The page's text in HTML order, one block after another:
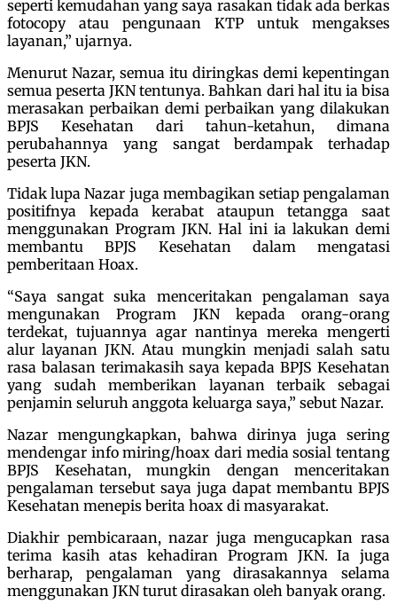
seperti kemudahan yang saya rasakan tidak ada berkas
fotocopy atau pengunaan KTP untuk mengakses
layanan,” ujarnya.
Menurut Nazar, semua itu diringkas demi kepentingan
semua peserta JKN tentunya. Bahkan dari hal itu ia bisa
merasakan perbaikan demi perbaikan yang dilakukan
BPJS Kesehatan dari tahun-ketahun, dimana
perubahannya yang sangat berdampak terhadap
peserta JKN.
Tidak lupa Nazar juga membagikan setiap pengalaman
positifnya kepada kerabat ataupun tetangga saat
menggunakan Program JKN. Hal ini ia lakukan demi
membantu BPJS Kesehatan dalam mengatasi
pemberitaan Hoax.
“Saya sangat suka menceritakan pengalaman saya
mengunakan Program JKN kepada orang-orang
terdekat, tujuannya agar nantinya mereka mengerti
alur layanan JKN. Atau mungkin menjadi salah satu
rasa balasan terimakasih saya kepada BPJS Kesehatan
yang sudah memberikan layanan terbaik sebagai
penjamin seluruh anggota keluarga saya,” sebut Nazar.
Nazar mengungkapkan, bahwa dirinya juga sering
mendengar info miring/hoax dari media sosial tentang
BPJS Kesehatan, mungkin dengan menceritakan
pengalaman tersebut saya juga dapat membantu BPJS
Kesehatan menepis berita hoax di masyarakat.
Diakhir pembicaraan, nazar juga mengucapkan rasa
terima kasih atas kehadiran Program JKN. Ia juga
berharap, pengalaman yang dirasakannya selama
menggunakan JKN turut dirasakan oleh banyak orang.